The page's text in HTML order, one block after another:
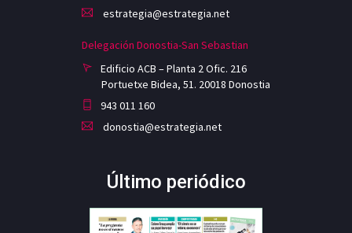
estrategia@estrategia.net
Delegación Donostia-San Sebastian
Edificio ACB – Planta 2 Ofic. 216
Portuetxe Bidea, 51. 20018 Donostia
943 011 160
donostia@estrategia.net
Último periódico